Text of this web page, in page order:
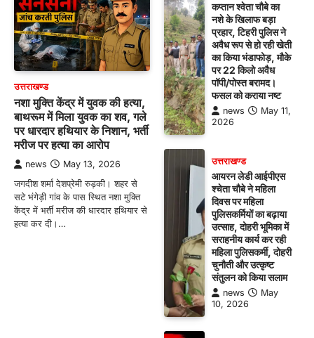
उत्तराखण्ड
नशा मुक्ति केंद्र में युवक की हत्या,
बाथरूम में मिला युवक का शव, गले
पर धारदार हथियार के निशान, भर्ती
मरीज पर हत्या का आरोप
news May 13, 2026
जगदीश शर्मा देशप्रेमी रुड़की। शहर से
सटे भंगेड़ी गांव के पास स्थित नशा मुक्ति
केंद्र में भर्ती मरीज की धारदार हथियार से
हत्या कर दी।…
कप्तान श्वेता चौबे का
नशे के खिलाफ बड़ा
प्रहार, टिहरी पुलिस ने
अवैध रूप से हो रही खेती
का किया भंडाफोड़, मौके
पर 22 किलो अवैध
पॉपी/पोस्त बरामद।
फसल को कराया नष्ट
news
May 11,
2026
उत्तराखण्ड
आयरन लेडी आईपीएस
श्चेता चौबे ने महिला
दिवस पर महिला
पुलिसकर्मियों का बढ़ाया
उत्साह, दोहरी भूमिका में
सराहनीय कार्य कर रही
महिला पुलिसकर्मी, दोहरी
चुनौती और उत्कृष्ट
संतुलन को किया सलाम
news
May
10, 2026